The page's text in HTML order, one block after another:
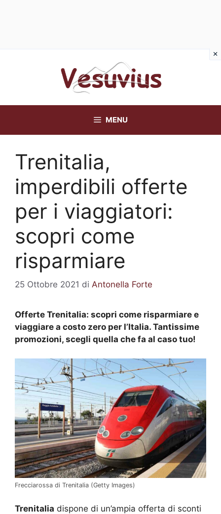
MENU
Trenitalia,
imperdibili offerte
per i viaggiatori:
scopri come
risparmiare
25 Ottobre 2021 di Antonella Forte
Offerte Trenitalia: scopri come risparmiare e
viaggiare a costo zero per l’Italia. Tantissime
promozioni, scegli quella che fa al caso tuo!
Frecciarossa di Trenitalia (Getty Images)
Trenitalia dispone di un’ampia offerta di sconti